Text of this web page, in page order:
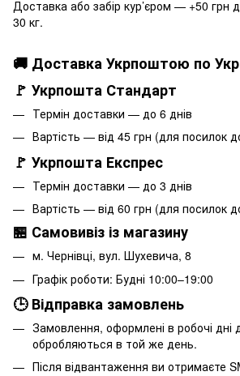
Доставка або забір кур’єром — +50 грн
30 кг.
🚚 Доставка Укрпоштою по
🚩 Укрпошта Стандарт
Термін доставки — до 6 днів
Вартість — від 45 грн (для посилок
🚩 Укрпошта Експрес
Термін доставки — до 3 днів
Вартість — від 60 грн (для посилок
🏪 Самовивіз із магазину
м. Чернівці, вул. Шухевича, 8
Графік роботи: Будні 10:00–19:00
🕒 Відправка замовлень
Замовлення, оформлені в робочі дні
обробляються в той же день.
Після відвантаження ви отримаєте